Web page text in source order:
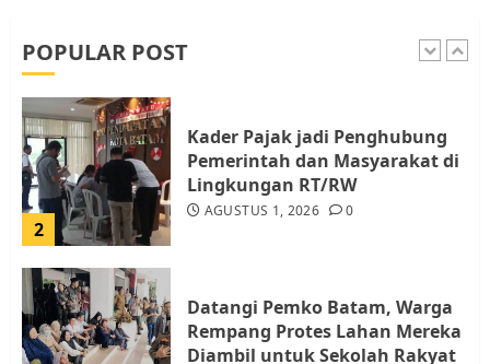
POPULAR POST
1
2
Kader Pajak jadi Penghubung
Pemerintah dan Masyarakat di
Lingkungan RT/RW
AGUSTUS 1, 2026 0
Datangi Pemko Batam, Warga
Rempang Protes Lahan Mereka
Diambil untuk Sekolah Rakyat